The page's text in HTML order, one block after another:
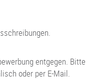
entgegen. Bitte
oder per E-Mail.